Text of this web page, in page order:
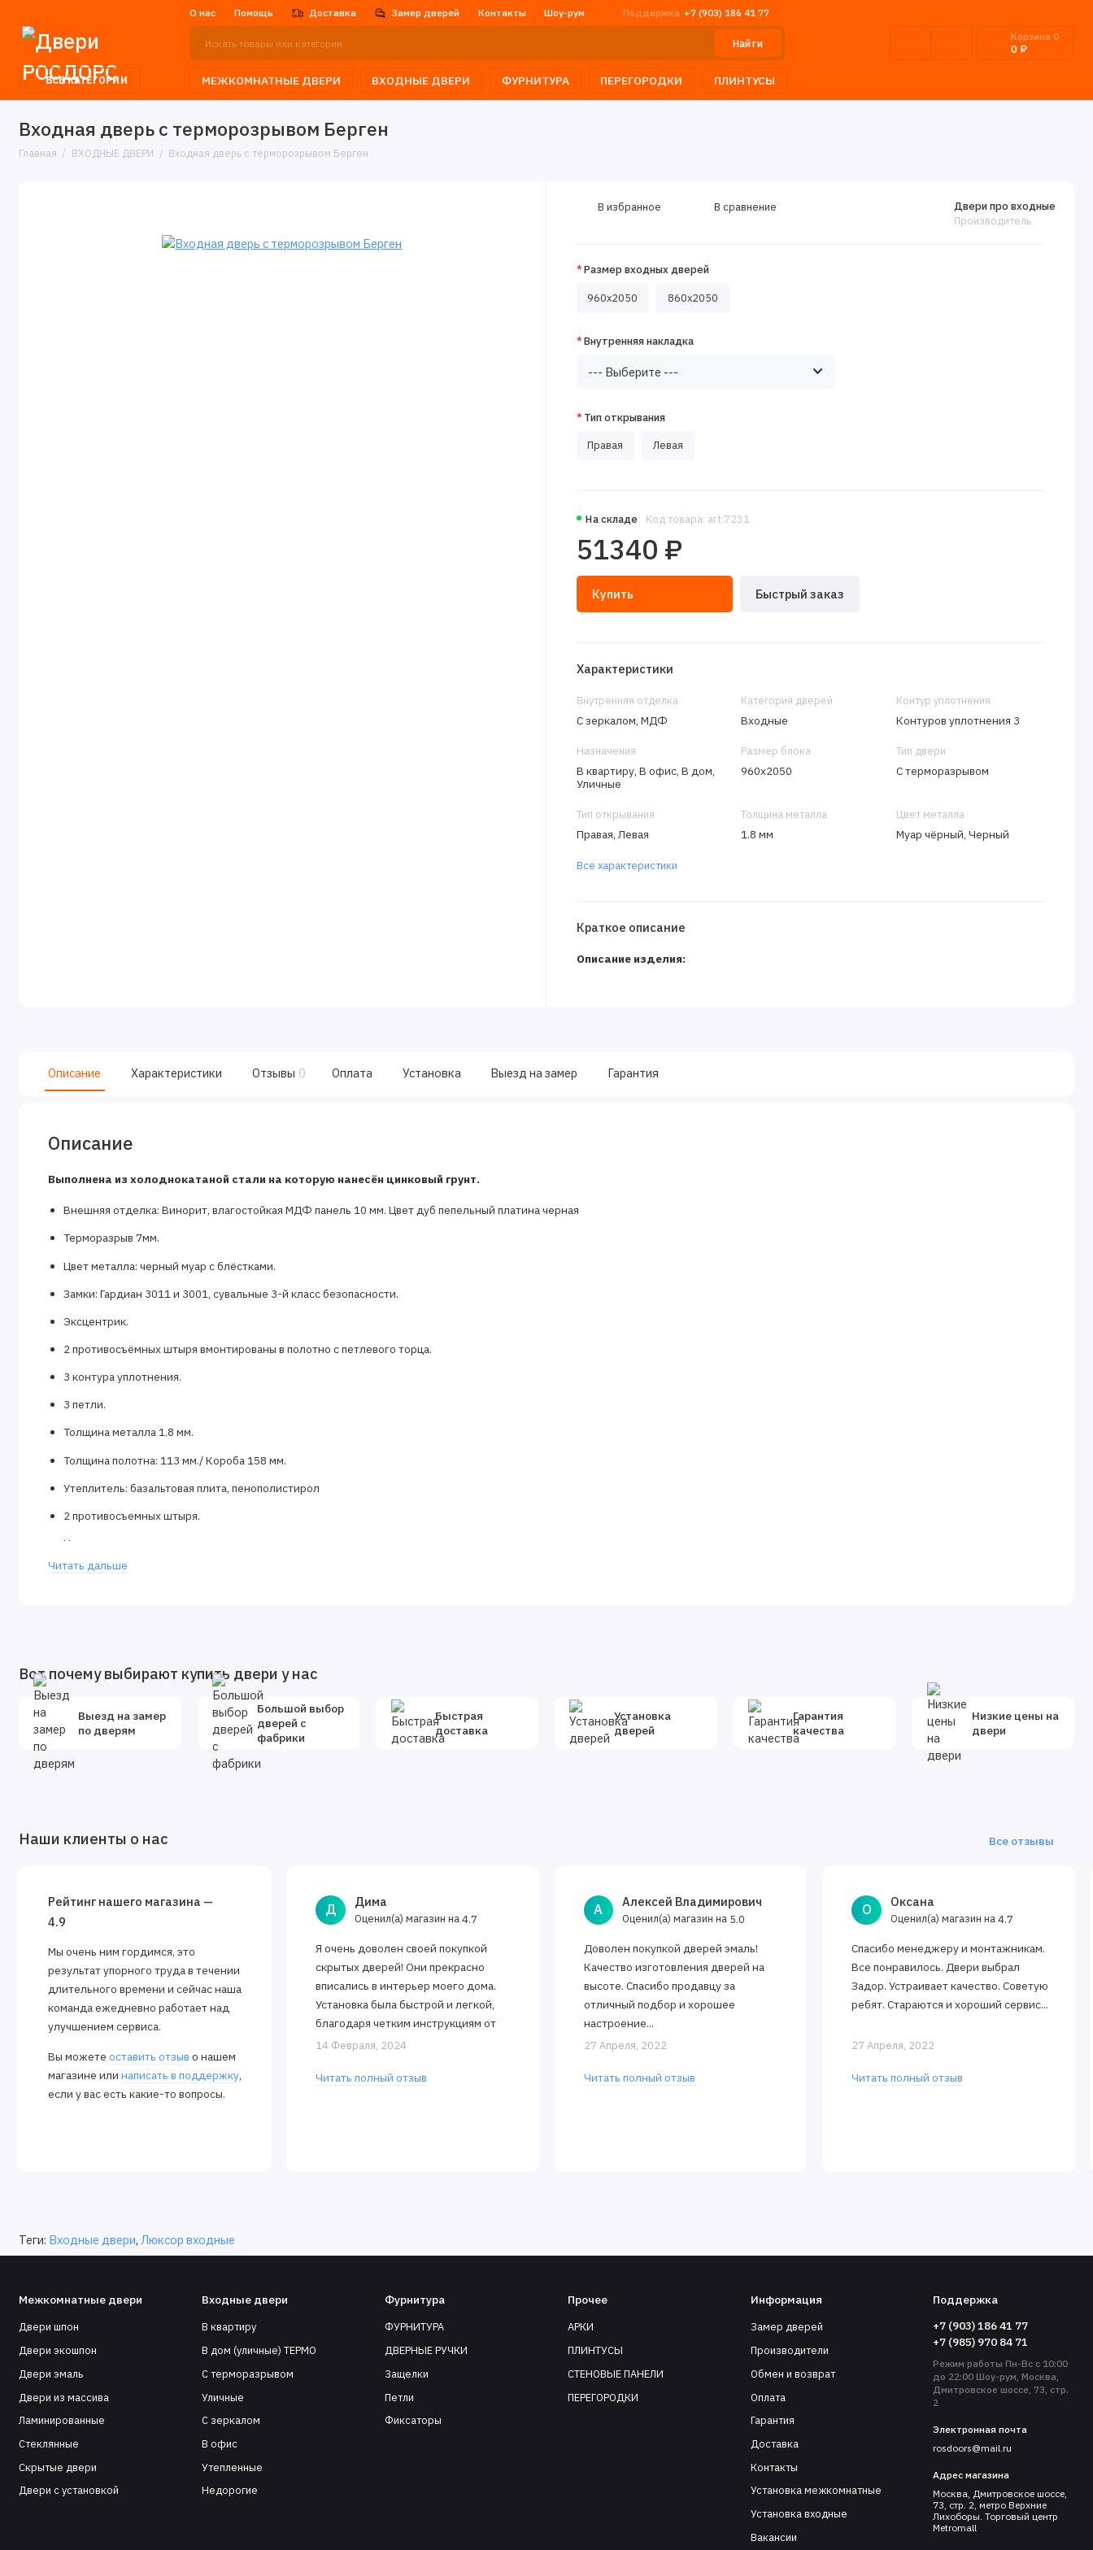
О нас Помощь Доставка Замер дверей Контакты Шоу-рум Поддержка +7 (903) 186 41 77
Найти
Корзина 0
0 ₽
ВСЕ КАТЕГОРИИ МЕЖКОМНАТНЫЕ ДВЕРИ ВХОДНЫЕ ДВЕРИ ФУРНИТУРА ПЕРЕГОРОДКИ ПЛИНТУСЫ
Входная дверь с терморозрывом Берген
Главная ВХОДНЫЕ ДВЕРИ Входная дверь с терморозрывом Берген
На складе Код товара: art:7231
Двери про входные
Производитель
51340 ₽
Купить Быстрый заказ
В избранное В сравнение
Размер входных дверей
960x2050 860x2050
Внутренняя накладка
Тип открывания
Правая Левая
Характеристики
Внутренняя отделка
С зеркалом, МДФ
Категория дверей
Входные
Контур уплотнения
Контуров уплотнения 3
Назначения
В квартиру, В офис, В дом,
Уличные
Размер блока
960х2050
Тип двери
C терморазрывом
Тип открывания
Правая, Левая
Толщина металла
1.8 мм
Цвет металла
Муар чёрный, Черный
Все характеристики
Краткое описание
Описание изделия:
Описание Характеристики Отзывы 0 Оплата Установка Выезд на замер Гарантия
Описание
Выполнена из холоднокатаной стали на которую нанесён цинковый грунт.
Внешняя отделка: Винорит, влагостойкая МДФ панель 10 мм. Цвет дуб пепельный платина черная
Терморазрыв 7мм.
Цвет металла: черный муар с блёстками.
Замки: Гардиан 3011 и 3001, сувальные 3-й класс безопасности.
Эксцентрик.
2 противосъёмных штыря вмонтированы в полотно с петлевого торца.
3 контура уплотнения.
3 петли.
Толщина металла 1.8 мм.
Толщина полотна: 113 мм./ Короба 158 мм.
Утеплитель: базальтовая плита, пенополистирол
2 противосъемных штыря.
Ночная задвижка.
Порог из нержавеющей стали.
Читать дальше
Вот почему выбирают купить двери у нас
Выезд на замер
по дверям
Большой выбор
дверей с
фабрики
Быстрая
доставка
Установка
дверей
Гарантия
качества
Низкие цены на
двери
Наши клиенты о нас Все отзывы
Рейтинг нашего магазина —
4.9
Мы очень ним гордимся, это
результат упорного труда в течении
длительного времени и сейчас наша
команда ежедневно работает над
улучшением сервиса.
Вы можете оставить отзыв о нашем
магазине или написать в поддержку,
если у вас есть какие-то вопросы.
Д Дима
Оценил(а) магазин на4.7
Я очень доволен своей покупкой
скрытых дверей! Они прекрасно
вписались в интерьер моего дома.
Установка была быстрой и легкой,
благодаря четким инструкциям от
Алексея. Двери открываются и
14 Февраля, 2024
Читать полный отзыв
А Алексей Владимирович
Оценил(а) магазин на 5.0
Доволен покупкой дверей эмаль!
Качество изготовления дверей на
высоте. Спасибо продавцу за
отличный подбор и хорошее
настроение...
27 Апреля, 2022
Читать полный отзыв
О Оксана
Оценил(а) магазин на4.7
Спасибо менеджеру и монтажникам.
Все понравилось. Двери выбрал
Задор. Устраивает качество. Советую
ребят. Стараются и хороший сервис...
27 Апреля, 2022
Читать полный отзыв
Теги: Входные двери, Люксор входные
Межкомнатные двери
Двери шпон
Двери экошпон
Двери эмаль
Двери из массива
Ламинированные
Стеклянные
Скрытые двери
Двери с установкой
Входные двери
В квартиру
В дом (уличные) ТЕРМО
С терморазрывом
Уличные
С зеркалом
В офис
Утепленные
Недорогие
Фурнитура
ФУРНИТУРА
ДВЕРНЫЕ РУЧКИ
Защелки
Петли
Фиксаторы
Прочее
АРКИ
ПЛИНТУСЫ
СТЕНОВЫЕ ПАНЕЛИ
ПЕРЕГОРОДКИ
Информация
Замер дверей
Производители
Обмен и возврат
Оплата
Гарантия
Доставка
Контакты
Установка межкомнатные
Установка входные
Вакансии
Поддержка
+7 (903) 186 41 77
+7 (985) 970 84 71
Режим работы Пн-Вс с 10:00
до 22:00 Шоу-рум, Москва,
Дмитровское шоссе, 73, стр.
2
Электронная почта
rosdoors@mail.ru
Адрес магазина
Москва, Дмитровское шоссе,
73, стр. 2, метро Верхние
Лихоборы. Торговый центр
Metromall